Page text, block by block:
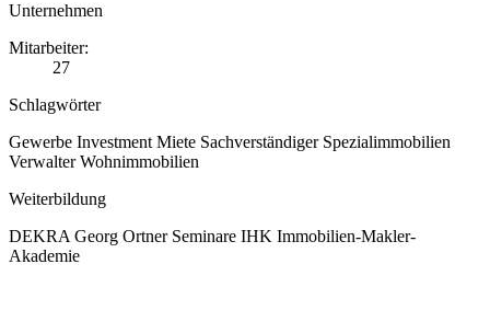
Unternehmen
Mitarbeiter:
27
Schlagwörter
Gewerbe Investment Miete Sachverständiger Spezialimmobilien
Verwalter Wohnimmobilien
Weiterbildung
DEKRA Georg Ortner Seminare IHK Immobilien-Makler-
Akademie